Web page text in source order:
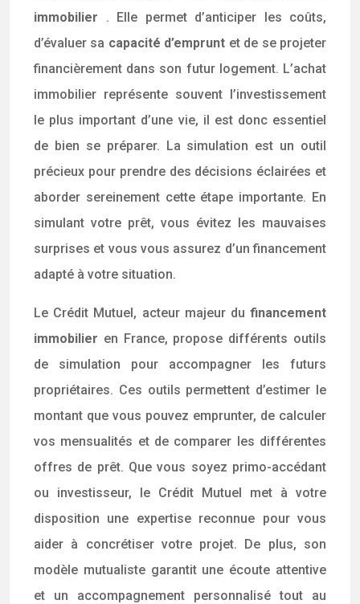
immobilier . Elle permet d’anticiper les coûts,
d’évaluer sa capacité d’emprunt et de se projeter
financièrement dans son futur logement. L’achat
immobilier représente souvent l’investissement
le plus important d’une vie, il est donc essentiel
de bien se préparer. La simulation est un outil
précieux pour prendre des décisions éclairées et
aborder sereinement cette étape importante. En
simulant votre prêt, vous évitez les mauvaises
surprises et vous vous assurez d’un financement
adapté à votre situation.
Le Crédit Mutuel, acteur majeur du financement
immobilier en France, propose différents outils
de simulation pour accompagner les futurs
propriétaires. Ces outils permettent d’estimer le
montant que vous pouvez emprunter, de calculer
vos mensualités et de comparer les différentes
offres de prêt. Que vous soyez primo-accédant
ou investisseur, le Crédit Mutuel met à votre
disposition une expertise reconnue pour vous
aider à concrétiser votre projet. De plus, son
modèle mutualiste garantit une écoute attentive
et un accompagnement personnalisé tout au